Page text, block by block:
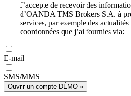
J’accepte de recevoir des
d’OANDA TMS Brokers S.A. à
services, par exemple des
coordonnées que j’ai fournies via:
E-mail
SMS/MMS
Ouvrir un compte DÉMO »